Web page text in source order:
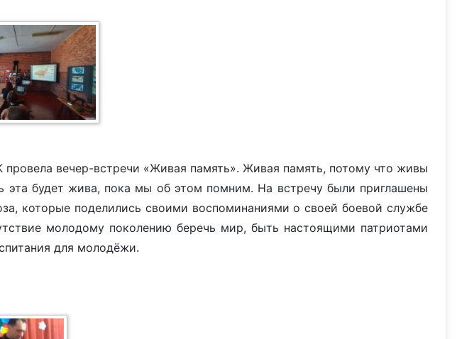
вечер-встречи «Живая память». Живая память, потому что живы
эта будет жива, пока мы об этом помним. На встречу были приглашены
которые поделились своими воспоминаниями о своей боевой службе
молодому поколению беречь мир, быть настоящими патриотами
для молодёжи.